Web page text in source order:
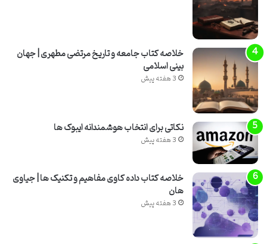
خلاصه کتاب جامعه و تاریخ مرتضی مطهری | جهان
بینی اسلامی
3 هفته پیش
نکاتی برای انتخاب هوشمندانه ایبوک ها
3 هفته پیش
خلاصه کتاب داده کاوی مفاهیم و تکنیک ها | جیاوی
هان
3 هفته پیش